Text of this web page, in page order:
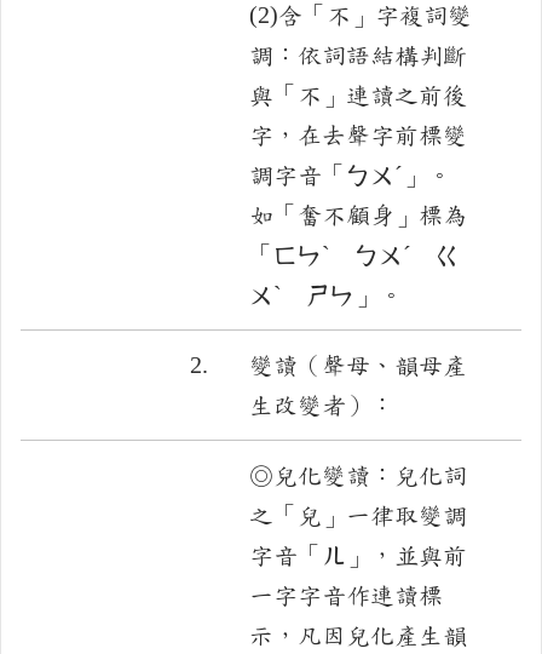
(2)含「不」字複詞變
調：依詞語結構判斷
與「不」連讀之前後
字，在去聲字前標變
調字音「ㄅㄨˊ」。
如「奮不顧身」標為
「ㄈㄣˋ ㄅㄨˊ ㄍ
ㄨˋ ㄕㄣ」。
2.
變讀（聲母、韻母產
生改變者）：
◎兒化變讀：兒化詞
之「兒」一律取變調
字音「ㄦ」，並與前
一字字音作連讀標
示，凡因兒化產生韻